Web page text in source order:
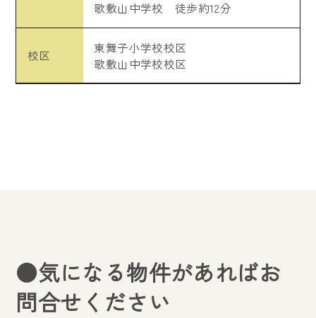
歌敷山中学校 徒歩約12分
校区
東舞子小学校校区
歌敷山中学校校区
●気になる物件があればお
問合せください